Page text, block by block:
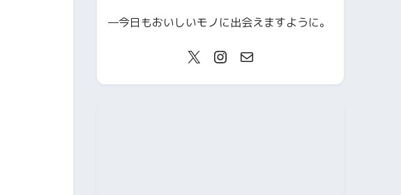
—今日もおいしいモノに出会えますように。